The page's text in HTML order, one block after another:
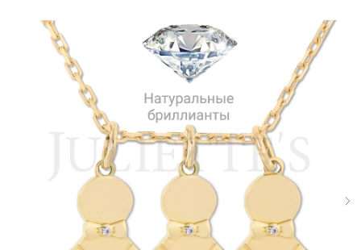
Заказать звонок
(бесплатный звонок по России)